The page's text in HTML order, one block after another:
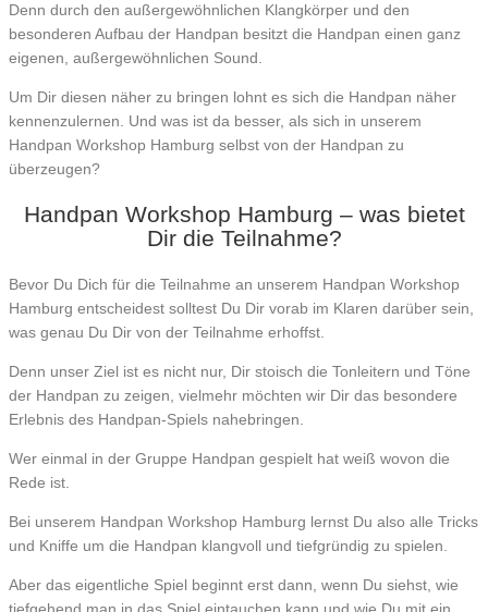
Denn durch den außergewöhnlichen Klangkörper und den
besonderen Aufbau der Handpan besitzt die Handpan einen ganz
eigenen, außergewöhnlichen Sound.
Um Dir diesen näher zu bringen lohnt es sich die Handpan näher
kennenzulernen. Und was ist da besser, als sich in unserem
Handpan Workshop Hamburg selbst von der Handpan zu
überzeugen?
Handpan Workshop Hamburg – was bietet
Dir die Teilnahme?
Bevor Du Dich für die Teilnahme an unserem Handpan Workshop
Hamburg entscheidest solltest Du Dir vorab im Klaren darüber sein,
was genau Du Dir von der Teilnahme erhoffst.
Denn unser Ziel ist es nicht nur, Dir stoisch die Tonleitern und Töne
der Handpan zu zeigen, vielmehr möchten wir Dir das besondere
Erlebnis des Handpan-Spiels nahebringen.
Wer einmal in der Gruppe Handpan gespielt hat weiß wovon die
Rede ist.
Bei unserem Handpan Workshop Hamburg lernst Du also alle Tricks
und Kniffe um die Handpan klangvoll und tiefgründig zu spielen.
Aber das eigentliche Spiel beginnt erst dann, wenn Du siehst, wie